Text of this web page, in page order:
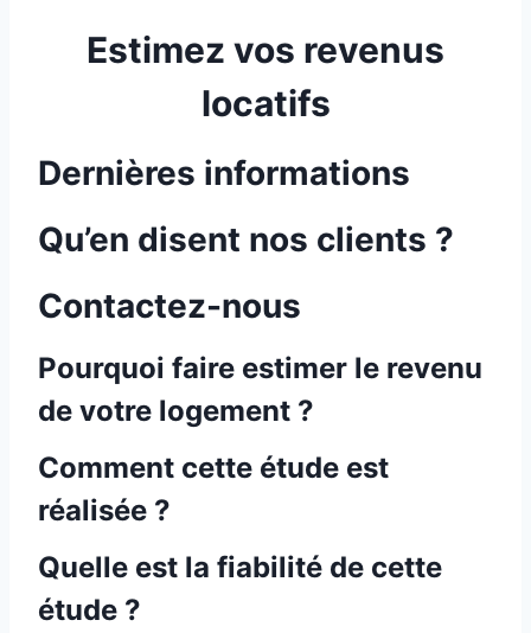
Estimez vos revenus
locatifs
Dernières informations
Qu’en disent nos clients ?
Contactez-nous
Pourquoi faire estimer le revenu
de votre logement ?
Comment cette étude est
réalisée ?
Quelle est la fiabilité de cette
étude ?